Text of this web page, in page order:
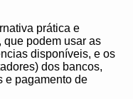
prática e
que podem usar as
disponíveis, e os
dos bancos,
e pagamento de